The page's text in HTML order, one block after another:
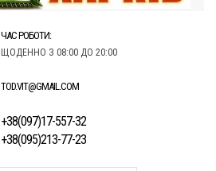
ЧАС РОБОТИ:
ЩОДЕННО З 08:00 ДО 20:00
TOD.VIT@GMAIL.COM
+38(097)17-557-32
+38(095)213-77-23